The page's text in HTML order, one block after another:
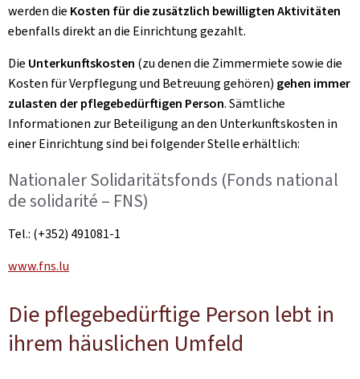
werden die Kosten für die zusätzlich bewilligten Aktivitäten
ebenfalls direkt an die Einrichtung gezahlt.
Die Unterkunftskosten (zu denen die Zimmermiete sowie die
Kosten für Verpflegung und Betreuung gehören) gehen immer
zulasten der pflegebedürftigen Person. Sämtliche
Informationen zur Beteiligung an den Unterkunftskosten in
einer Einrichtung sind bei folgender Stelle erhältlich:
Nationaler Solidaritätsfonds (Fonds national
de solidarité – FNS)
Tel.: (+352) 491081-1
www.fns.lu
Die pflegebedürftige Person lebt in
ihrem häuslichen Umfeld